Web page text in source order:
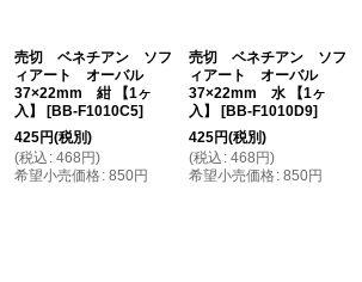
絞り込む
売切 ベネチアン ソフ
ィアート オーバル
37×22mm 紺 【1ヶ
入】
[BB-F1010C5]
425円(税別)
(税込 : 468 円)
希望小売価格: 850円
売切 ベネチアン ソフ
ィアート オーバル
37×22mm 水 【1ヶ
入】
[BB-F1010D9]
425円(税別)
(税込 : 468 円)
希望小売価格: 850円